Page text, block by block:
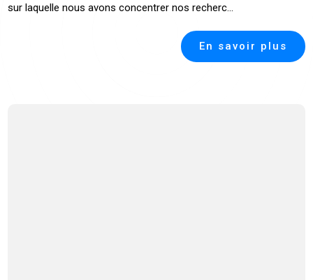
sur laquelle nous avons concentrer nos recherc...
En savoir plus